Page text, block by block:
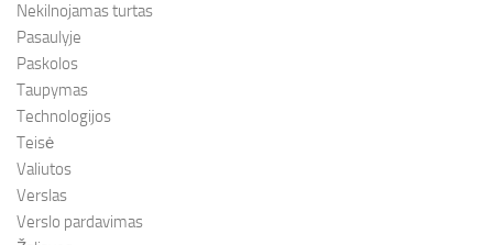
Nekilnojamas turtas
Pasaulyje
Paskolos
Taupymas
Technologijos
Teisė
Valiutos
Verslas
Verslo pardavimas